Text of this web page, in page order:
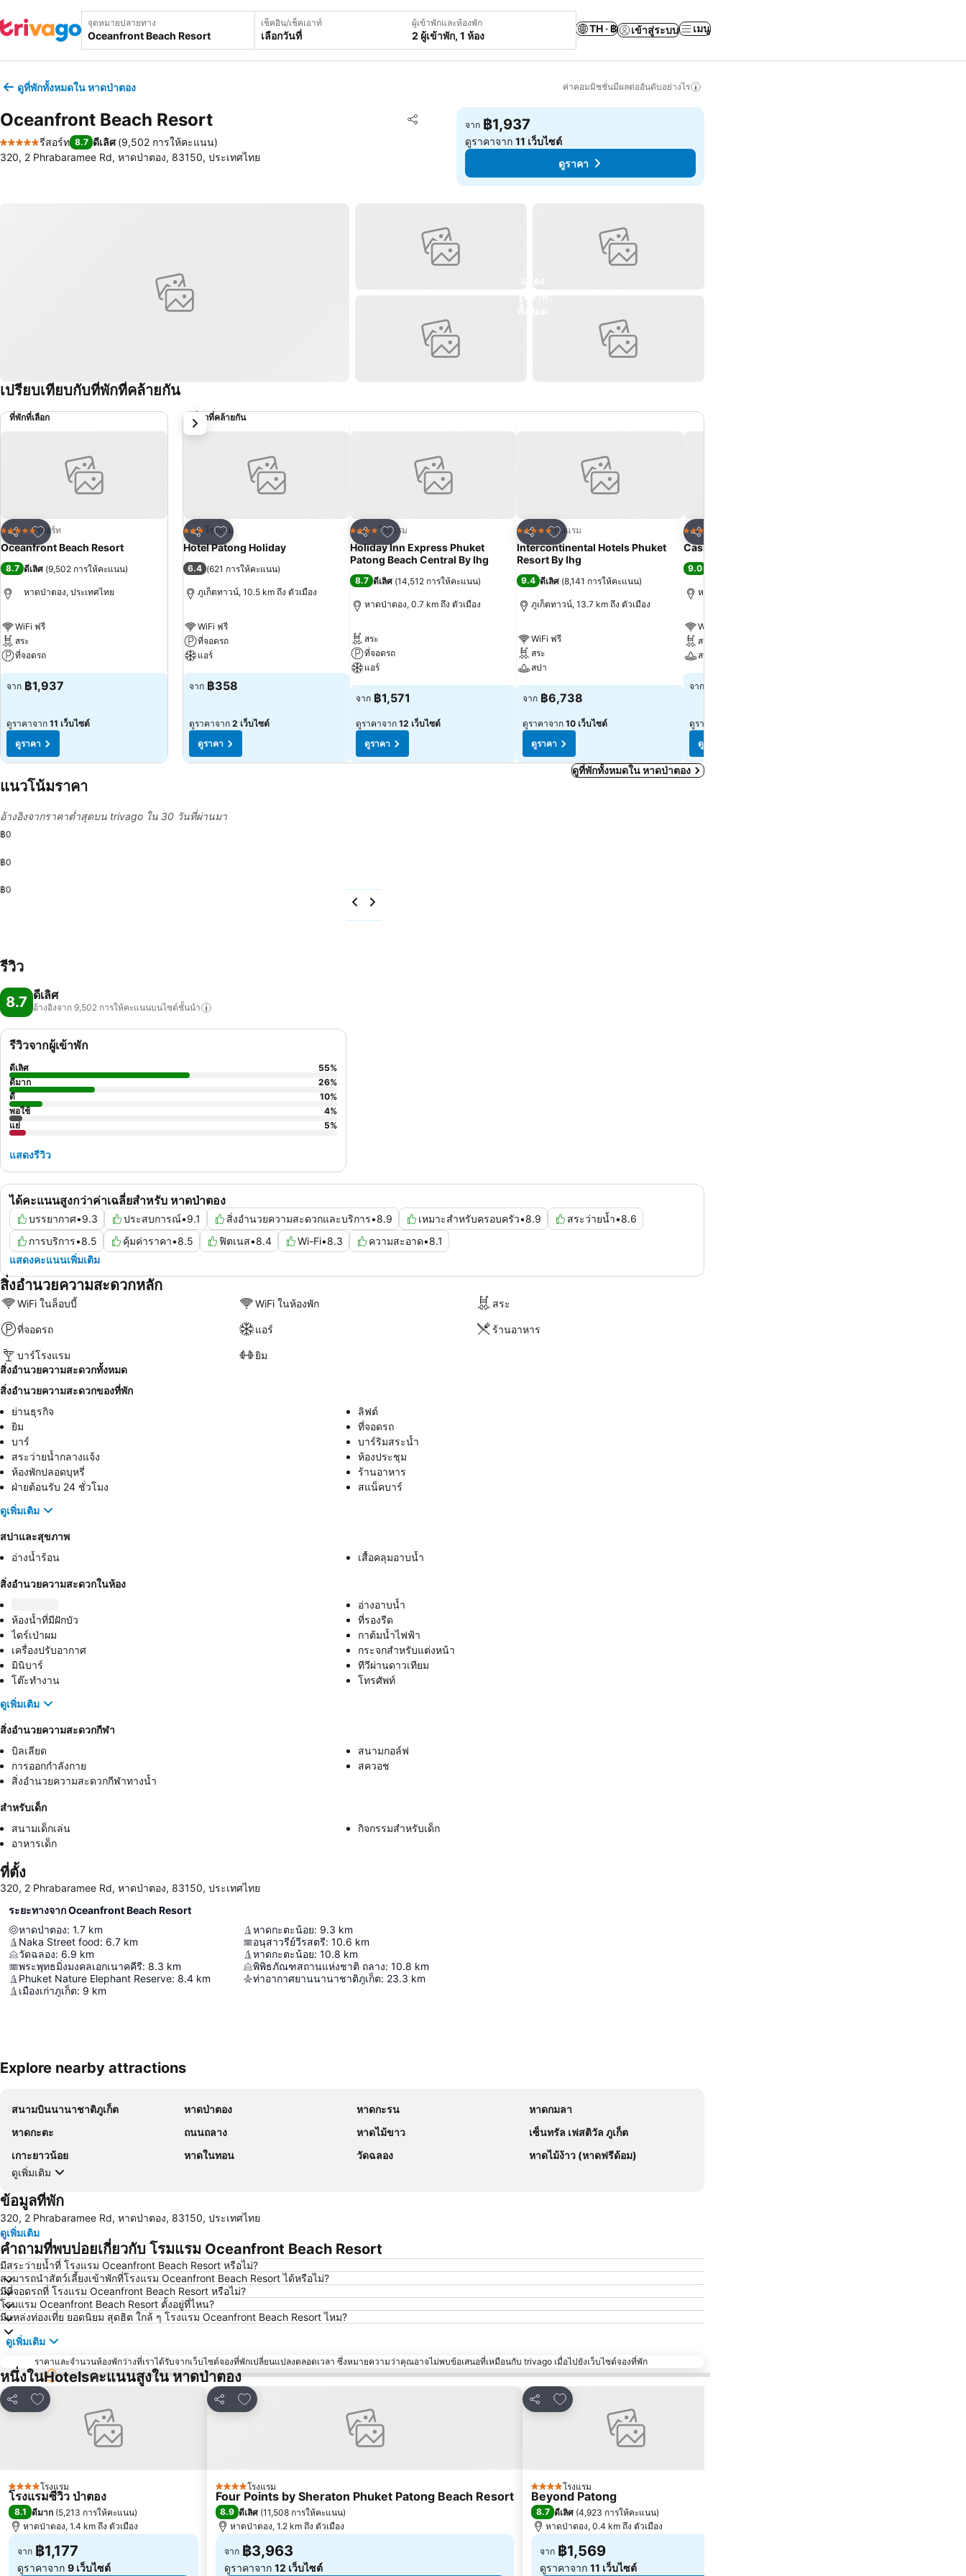
จุดหมายปลายทาง เช็คอิน/เช็คเอาท์
เลือกวันที่
ผู้เข้าพักและห้องพัก
2 ผู้เข้าพัก, 1 ห้อง
TH · ฿ เข้าสู่ระบบ เมนู
ดูที่พักทั้งหมดใน หาดป่าตอง ค่าคอมมิชชั่นมีผลต่ออันดับอย่างไร
Oceanfront Beach Resort แชร์
เพิ่มในรายการโปรด
5 ดาว
รีสอร์ท 8.7 ดีเลิศ (9,502 การให้คะแนน)
320, 2 Phrabaramee Rd, หาดป่าตอง, 83150, ประเทศไทย
จาก ฿1,937
ดูราคาจาก11 เว็บไซต์
ดูราคา
เปรียบเทียบกับที่พักที่คล้ายกัน
ที่พักที่เลือก
แชร์
เพิ่มในรายการโปรด
5 ดาว รีสอร์ท
Oceanfront Beach Resort
8.7 ดีเลิศ (9,502 การให้คะแนน)
หาดป่าตอง, ประเทศไทย
WiFi ฟรี
สระ
ที่จอดรถ
จาก ฿1,937
ดูราคาจาก 11 เว็บไซต์
ดูราคา
ที่พักที่คล้ายกัน
แชร์
เพิ่มในรายการโปรด
3 ดาว โรงแรม
Hotel Patong Holiday
6.4 (621 การให้คะแนน)
ภูเก็ตทาวน์, 10.5 km ถึง ตัวเมือง
WiFi ฟรี
ที่จอดรถ
แอร์
จาก ฿358
ดูราคาจาก 2 เว็บไซต์
ดูราคา
แชร์
เพิ่มในรายการโปรด
4 ดาว โรงแรม
Holiday Inn Express Phuket
Patong Beach Central By Ihg
8.7 ดีเลิศ (14,512 การให้คะแนน)
หาดป่าตอง, 0.7 km ถึง ตัวเมือง
สระ
ที่จอดรถ
แอร์
จาก ฿1,571
ดูราคาจาก 12 เว็บไซต์
ดูราคา
แชร์
เพิ่มในรายการโปรด
5 ดาว โรงแรม
Intercontinental Hotels Phuket
Resort By Ihg
9.4 ดีเลิศ (8,141 การให้คะแนน)
ภูเก็ตทาวน์, 13.7 km ถึง ตัวเมือง
WiFi ฟรี
สระ
สปา
จาก ฿6,738
ดูราคาจาก 10 เว็บไซต์
ดูราคา
แชร์
5 ดาว
Cassia Phuket
9.0
หาดบางเทา, 0.8 km ถึง ตัวเมือง
WiFi ฟรี
สระ
สปา
จาก
ดูราคาจาก
ดูราคา
ถัดไป
ดูที่พักทั้งหมดใน หาดป่าตอง
แนวโน้มราคา
อ้างอิงจากราคาต่ำสุดบน trivago ใน 30 วันที่ผ่านมา
฿0
฿0
฿0
รีวิว
8.7 ดีเลิศ
อ้างอิงจาก 9,502 การให้คะแนนบนไซต์ชั้นนำ
ได้คะแนนสูงกว่าค่าเฉลี่ยสำหรับ หาดป่าตอง
บรรยากาศ•9.3 ประสบการณ์•9.1 สิ่งอำนวยความสะดวกและบริการ•8.9 เหมาะสำหรับครอบครัว•8.9 สระว่ายน้ำ•8.6
การบริการ•8.5 คุ้มค่าราคา•8.5 ฟิตเนส•8.4 Wi-Fi•8.3 ความสะอาด•8.1
แสดงคะแนนเพิ่มเติม
รีวิวจากผู้เข้าพัก
ดีเลิศ 55%
ดีมาก
26%
ดี
10%
พอใช้
4%
แย่
5%
แสดงรีวิว
สิ่งอำนวยความสะดวกหลัก
WiFi ในล็อบบี้ WiFi ในห้องพัก สระ
ที่จอดรถ แอร์ ร้านอาหาร
บาร์โรงแรม
ยิม
สิ่งอำนวยความสะดวกทั้งหมด
สิ่งอำนวยความสะดวกของที่พัก
ย่านธุรกิจ
ลิฟต์
ยิม
ที่จอดรถ
บาร์
บาร์ริมสระน้ำ
สระว่ายน้ำกลางแจ้ง
ห้องประชุม
ห้องพักปลอดบุหรี่
ร้านอาหาร
ฝ่ายต้อนรับ 24 ชั่วโมง
สแน็คบาร์
ดูเพิ่มเติม
สปาและสุขภาพ
อ่างน้ำร้อน
เสื้อคลุมอาบน้ำ
สิ่งอำนวยความสะดวกในห้อง
อ่างอาบน้ำ
ห้องน้ำที่มีฝักบัว
ที่รองรีด
ไดร์เป่าผม
กาต้มน้ำไฟฟ้า
เครื่องปรับอากาศ
กระจกสำหรับแต่งหน้า
มินิบาร์
ทีวีผ่านดาวเทียม
โต๊ะทำงาน
โทรศัพท์
ดูเพิ่มเติม
สิ่งอำนวยความสะดวกกีฬา
บิลเลียด
สนามกอล์ฟ
การออกกำลังกาย
สควอช
สิ่งอำนวยความสะดวกกีฬาทางน้ำ
สำหรับเด็ก
สนามเด็กเล่น
กิจกรรมสำหรับเด็ก
อาหารเด็ก
ที่ตั้ง
320, 2 Phrabaramee Rd, หาดป่าตอง, 83150, ประเทศไทย
ระยะทางจาก Oceanfront Beach Resort
หาดป่าตอง: 1.7 km
Naka Street food: 6.7 km
วัดฉลอง: 6.9 km
พระพุทธมิ่งมงคลเอกเนาคคีรี: 8.3 km
Phuket Nature Elephant Reserve: 8.4 km
เมืองเก่าภูเก็ต: 9 km
หาดกะตะน้อย: 9.3 km
อนุสาวรีย์วีรสตรี: 10.6 km
หาดกะตะน้อย: 10.8 km
พิพิธภัณฑสถานแห่งชาติ ถลาง: 10.8 km
ท่าอากาศยานนานาชาติภูเก็ต: 23.3 km
Explore nearby attractions
สนามบินนานาชาติภูเก็ต หาดป่าตอง หาดกะรน
หาดกมลา
หาดกะตะ
ถนนถลาง หาดไม้ขาว
เซ็นทรัล เฟสติวัล ภูเก็ต
เกาะยาวน้อย
หาดในทอน วัดฉลอง
หาดไม้ง้าว (หาดฟรีด้อม)
ดูเพิ่มเติม
ข้อมูลที่พัก
320, 2 Phrabaramee Rd, หาดป่าตอง, 83150, ประเทศไทย
ดูเพิ่มเติม
คำถามที่พบบ่อยเกี่ยวกับ โรมแรม Oceanfront Beach Resort
มีสระว่ายน้ำที่ โรงแรม Oceanfront Beach Resort หรือไม่?
สามารถนำสัตว์เลี้ยงเข้าพักที่โรงแรม Oceanfront Beach Resort ได้หรือไม่?
มีที่จอดรถที่ โรงแรม Oceanfront Beach Resort หรือไม่?
โรมแรม Oceanfront Beach Resort ตั้งอยู่ที่ไหน?
มีแหล่งท่องเที่ย ยอดนิยม สุดฮิต ใกล้ ๆ โรงแรม Oceanfront Beach Resort ไหม?
ดูเพิ่มเติม
ราคาและจำนวนห้องพักว่างที่เราได้รับจากเว็บไซต์จองที่พักเปลี่ยนแปลงตลอดเวลา ซึ่งหมายความว่าคุณอาจไม่พบข้อเสนอที่เหมือนกับ trivago เมื่อไปยังเว็บไซต์จองที่พัก
หนึ่งในHotelsคะแนนสูงใน หาดป่าตอง
แชร์
เพิ่มในรายการโปรด
4 ดาว โรงแรม
โรงแรมซีวิว ป่าตอง
8.1 ดีมาก (5,213 การให้คะแนน)
หาดป่าตอง, 1.4 km ถึง ตัวเมือง
จาก ฿1,177
ดูราคาจาก 9 เว็บไซต์
แชร์
เพิ่มในรายการโปรด
4 ดาว โรงแรม
Four Points by Sheraton Phuket Patong Beach Resort
8.9 ดีเลิศ (11,508 การให้คะแนน)
หาดป่าตอง, 1.2 km ถึง ตัวเมือง
จาก ฿3,963
ดูราคาจาก 12 เว็บไซต์
แชร์
เพิ่มในรายการโปรด
4 ดาว โรงแรม
Beyond Patong
8.7 ดีเลิศ (4,923 การให้คะแนน)
หาดป่าตอง, 0.4 km ถึง ตัวเมือง
จาก ฿1,569
ดูราคาจาก 11 เว็บไซต์